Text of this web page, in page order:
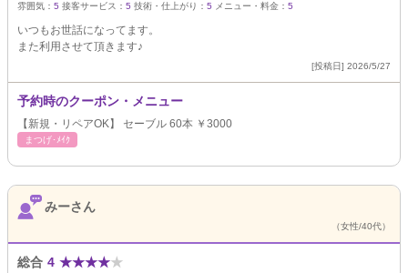
雰囲気： 5 接客サービス： 5 技術・仕上がり： 5 メニュー・料金： 5
いつもお世話になってます。
また利用させて頂きます♪
[投稿日] 2026/5/27
予約時のクーポン・メニュー
【新規・リペアOK】 セーブル 60本 ￥3000
まつげ･ﾒｲｸ
みーさん
（女性/40代）
総合 4 ★★★★★